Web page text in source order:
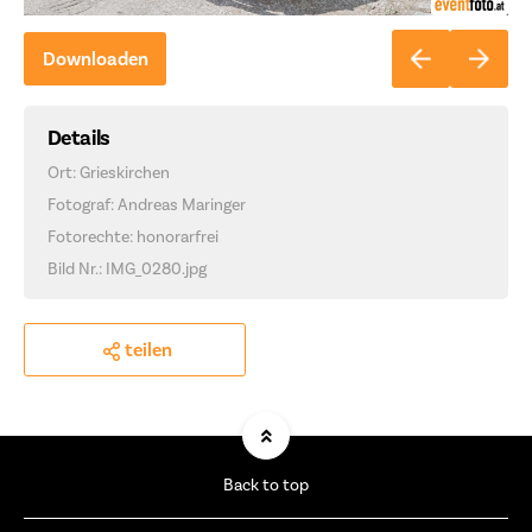
Downloaden
Details
Ort: Grieskirchen
Fotograf: Andreas Maringer
Fotorechte: honorarfrei
Bild Nr.: IMG_0280.jpg
teilen
Back to top